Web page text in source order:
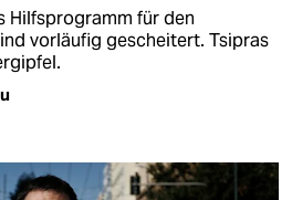
Hilfsprogramm für den
vorläufig gescheitert. Tsipras